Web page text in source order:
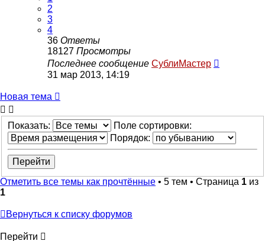
2
3
4
36 Ответы
18127 Просмотры
Последнее сообщение СублиМастер
31 мар 2013, 14:19
Новая тема
Показать:
Поле сортировки:
Порядок:
Отметить все темы как прочтённые • 5 тем • Страница 1 из
1
Вернуться к списку форумов
Перейти